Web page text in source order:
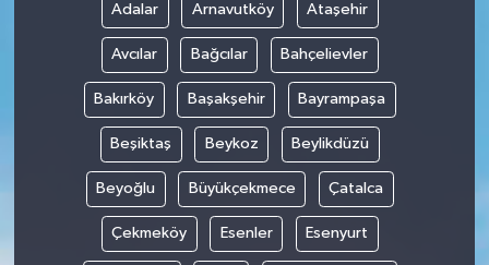
Adalar Arnavutköy Ataşehir
Avcılar Bağcılar Bahçelievler
Bakırköy Başakşehir Bayrampaşa
Beşiktaş Beykoz Beylikdüzü
Beyoğlu Büyükçekmece Çatalca
Çekmeköy Esenler Esenyurt